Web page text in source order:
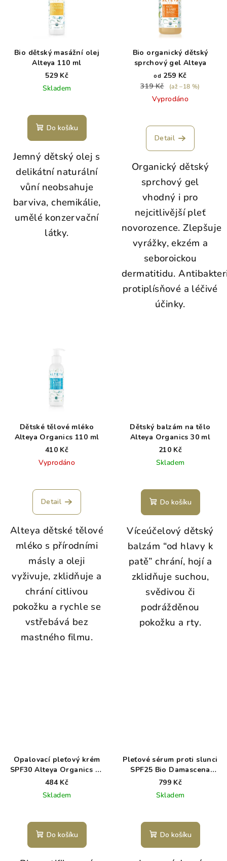
Bio dětský masážní olej
Alteya 110 ml
529 Kč
Skladem
Do košíku
Jemný dětský olej s
delikátní naturální
vůní neobsahuje
barviva, chemikálie,
umělé konzervační
látky.
Bio organický dětský
sprchový gel Alteya
od 259 Kč
319 Kč
(až –18 %)
Vyprodáno
Detail
Organický dětský
sprchový gel
vhodný i pro
nejcitlivější pleť
novorozence. Zlepšuje
vyrážky, ekzém a
seboroickou
dermatitidu.
protiplísňové a léčivé
účinky.
Dětské tělové mléko
Alteya Organics 110 ml
410 Kč
Vyprodáno
Detail
Alteya dětské tělové
mléko s přírodními
másly a oleji
vyživuje, zklidňuje a
chrání citlivou
pokožku a rychle se
vstřebává bez
mastného filmu.
Dětský balzám na tělo
Alteya Organics 30 ml
210 Kč
Skladem
Do košíku
Víceúčelový dětský
balzám “od hlavy k
patě” chrání, hojí a
zklidňuje suchou,
svědivou či
podrážděnou
pokožku a rty.
Opalovací pleťový krém
SPF30 Alteya Organics 50
ml
484 Kč
Skladem
Do košíku
Pleťové sérum proti slunci
SPF25 Bio Damascena
Alteya Organics 50 ml
799 Kč
Skladem
Do košíku